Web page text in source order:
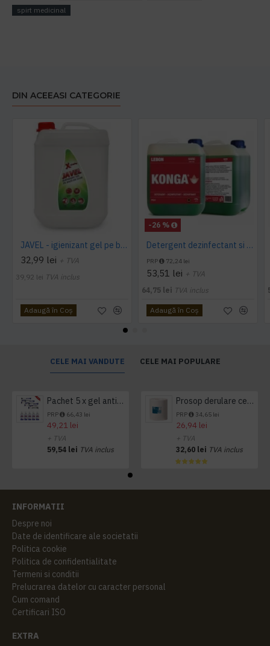
spirt medicinal
DIN ACEEASI CATEGORIE
JAVEL - igienizant gel pe baza de clor 5 L AQAS
32,99 lei + TVA
39,92 lei TVA inclus
Adaugă în Coş
-26 %
Detergent dezinfectant si detartrant, Konga Hard, 5L -Aviz biocid
PRP 72,24 lei
53,51 lei + TVA
64,75 lei TVA inclus
Adaugă în Coş
CELE MAI VANDUTE CELE MAI POPULARE
Pachet 5 x gel antibacterian 50ml si 3 x Servetele antibacteriene 48 buc Hygienium
PRP 66,43 lei
49,21 lei
+ TVA
59,54 lei TVA inclus
Prosop derulare centrala 1 pliu, 300 m Tork
PRP 34,65 lei
26,94 lei
+ TVA
32,60 lei TVA inclus
INFORMATII
Despre noi
Date de identificare ale societatii
Politica cookie
Politica de confidentialitate
Termeni si conditii
Prelucrarea datelor cu caracter personal
Cum comand
Certificari ISO
EXTRA